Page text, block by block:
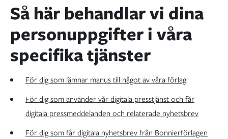
Så här behandlar vi dina
personuppgifter i våra
specifika tjänster
För dig som lämnar manus till något av våra förlag
För dig som använder vår digitala presstjänst och får
digitala pressmeddelanden och relaterade nyhetsbrev
För dig som får digitala nyhetsbrev från Bonnierförlagen